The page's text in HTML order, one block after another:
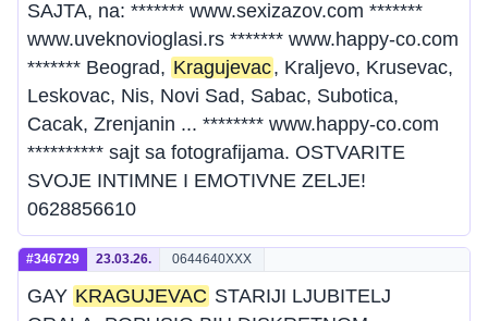
SAJTA, na: ******* www.sexizazov.com *******
www.uveknovioglasi.rs ******* www.happy-co.com
******* Beograd, Kragujevac, Kraljevo, Krusevac,
Leskovac, Nis, Novi Sad, Sabac, Subotica,
Cacak, Zrenjanin ... ******** www.happy-co.com
********** sajt sa fotografijama. OSTVARITE
SVOJE INTIMNE I EMOTIVNE ZELJE!
0628856610
#346729 23.03.26. 0644640XXX
GAY KRAGUJEVAC STARIJI LJUBITELJ